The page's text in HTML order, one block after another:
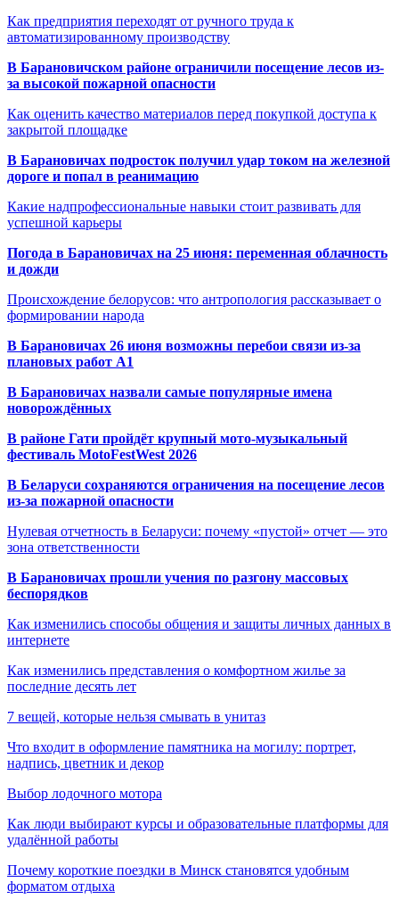
Как предприятия переходят от ручного труда к
автоматизированному производству
В Барановичском районе ограничили посещение лесов из-
за высокой пожарной опасности
Как оценить качество материалов перед покупкой доступа к
закрытой площадке
В Барановичах подросток получил удар током на железной
дороге и попал в реанимацию
Какие надпрофессиональные навыки стоит развивать для
успешной карьеры
Погода в Барановичах на 25 июня: переменная облачность
и дожди
Происхождение белорусов: что антропология рассказывает о
формировании народа
В Барановичах 26 июня возможны перебои связи из-за
плановых работ A1
В Барановичах назвали самые популярные имена
новорождённых
В районе Гати пройдёт крупный мото-музыкальный
фестиваль MotoFestWest 2026
В Беларуси сохраняются ограничения на посещение лесов
из-за пожарной опасности
Нулевая отчетность в Беларуси: почему «пустой» отчет — это
зона ответственности
В Барановичах прошли учения по разгону массовых
беспорядков
Как изменились способы общения и защиты личных данных в
интернете
Как изменились представления о комфортном жилье за
последние десять лет
7 вещей, которые нельзя смывать в унитаз
Что входит в оформление памятника на могилу: портрет,
надпись, цветник и декор
Выбор лодочного мотора
Как люди выбирают курсы и образовательные платформы для
удалённой работы
Почему короткие поездки в Минск становятся удобным
форматом отдыха